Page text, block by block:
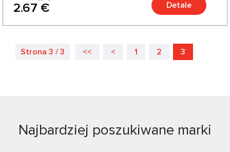
2.67 € Detale
Strona 3 / 3 << < 1 2 3
Najbardziej poszukiwane marki